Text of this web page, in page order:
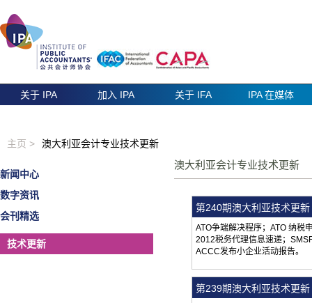
关于 IPA 加入 IPA 关于 IFA IPA 在媒体
主页 > 澳大利亚会计专业技术更新
新闻中心
数字资讯
会刊精选
技术更新
澳大利亚会计专业技术更新
第240期澳大利亚技术更
ATO争端解决程序；ATO 纳税
2012税务代理信息速递；
ACCC发布小企业活动报告。
第239期澳大利亚技术更